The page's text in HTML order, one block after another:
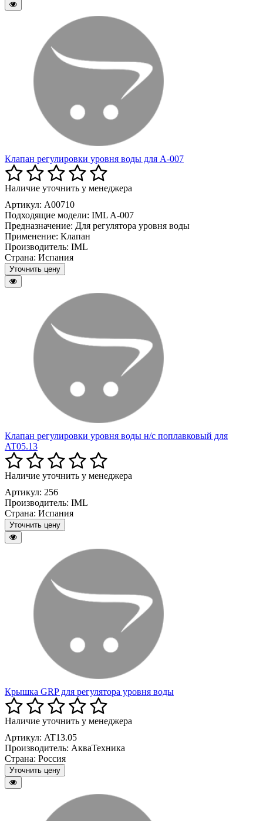
Клапан регулировки уровня воды для A-007
Наличие уточнить у менеджера
Артикул: A00710
Подходящие модели: IML A-007
Предназначение: Для регулятора уровня воды
Применение: Клапан
Производитель: IML
Страна: Испания
Уточнить цену
Клапан регулировки уровня воды н/с поплавковый для
AT05.13
Наличие уточнить у менеджера
Артикул: 256
Производитель: IML
Страна: Испания
Уточнить цену
Крышка GRP для регулятора уровня воды
Наличие уточнить у менеджера
Артикул: AT13.05
Производитель: АкваТехника
Страна: Россия
Уточнить цену